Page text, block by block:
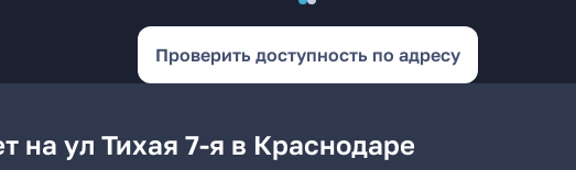
Проверить доступность по адресу
на ул Тихая 7-я в Краснодаре